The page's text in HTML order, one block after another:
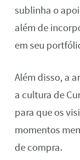
sublinha o
além de
em seu
Além disso, a
a cultura de
para que os
momentos
de compra.